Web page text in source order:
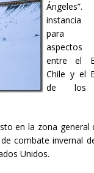
instancia
para
aspectos
entre el
Chile y el
de los
en la zona general
combate invernal
Unidos.